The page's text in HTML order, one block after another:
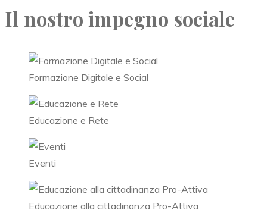
Il nostro impegno sociale
Formazione Digitale e Social
Educazione e Rete
Eventi
Educazione alla cittadinanza Pro-Attiva